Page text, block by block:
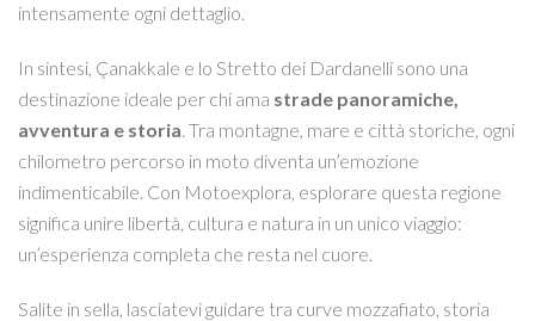
intensamente ogni dettaglio.
In sintesi, Çanakkale e lo Stretto dei Dardanelli sono una
destinazione ideale per chi ama strade panoramiche,
avventura e storia. Tra montagne, mare e città storiche, ogni
chilometro percorso in moto diventa un’emozione
indimenticabile. Con Motoexplora, esplorare questa regione
significa unire libertà, cultura e natura in un unico viaggio:
un’esperienza completa che resta nel cuore.
Salite in sella, lasciatevi guidare tra curve mozzafiato, storia